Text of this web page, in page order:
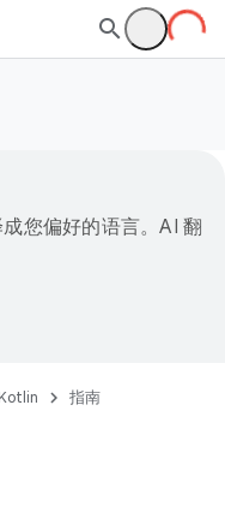
您偏好的语言。AI 翻
Kotlin 指南